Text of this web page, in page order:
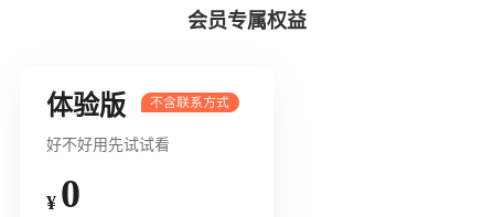
会员专属权益
体验版
好不好用先试试看
¥ 0